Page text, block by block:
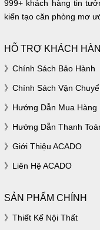
999+ khách hàng tin
kiến tạo căn phòng mơ
HỖ TRỢ KHÁCH
Chính Sách Bảo Hành
Chính Sách Vận
Hướng Dẫn Mua Hàng
Hướng Dẫn Thanh
Giới Thiệu ACADO
Liên Hệ ACADO
SẢN PHẨM CHÍNH
Thiết Kế Nội Thất